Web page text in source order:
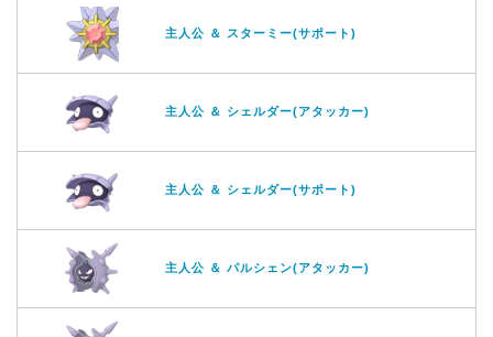
主人公 ＆ スターミー(サポート)
主人公 ＆ シェルダー(アタッカー)
主人公 ＆ シェルダー(サポート)
主人公 ＆ パルシェン(アタッカー)